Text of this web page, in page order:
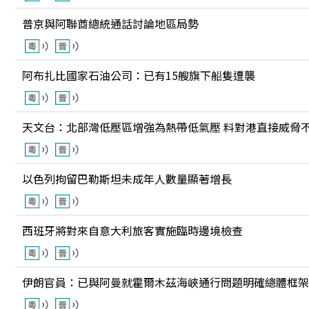
普京與阿聯酋總統通話討論地區局勢
阿布扎比國家石油公司：已有15艘旗下船隻遭襲
天文台：北部灣低壓區增強為熱帶低氣壓 料對港直接威脅
以色列拘留巴勒斯坦未成年人數量顯著增長
西班牙將對來自意大利旅客實施臨時邊境檢查
伊朗官員：已與阿曼就霍爾木茲海峽通行問題明確總體框架